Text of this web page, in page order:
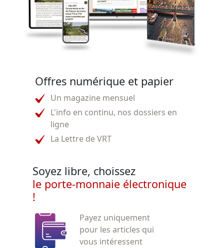
Offres numérique et papier
Un magazine mensuel
L'info en continu, nos dossiers en
ligne
La Lettre de VRT
Soyez libre, choissez
le porte-monnaie électronique
!
Payez uniquement
pour les articles qui
vous intéressent